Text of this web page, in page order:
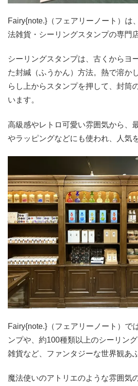
Fairy{note.}（フェアリーノート）は
法雑貨・シーリングスタンプの専門店
シーリングスタンプは、古くからヨ
た封緘（ふうかん）方法。熱で溶か
らし上からスタンプを押して、封筒
います。
高級感やレトロ可愛い雰囲気から、
やラッピングなどにも使われ、人気
Fairy{note.}（フェアリーノート）で
ンプや、約100種類以上のシーリング
雑貨など、ファンタジーな世界観あ
魔法使いのアトリエのような雰囲気